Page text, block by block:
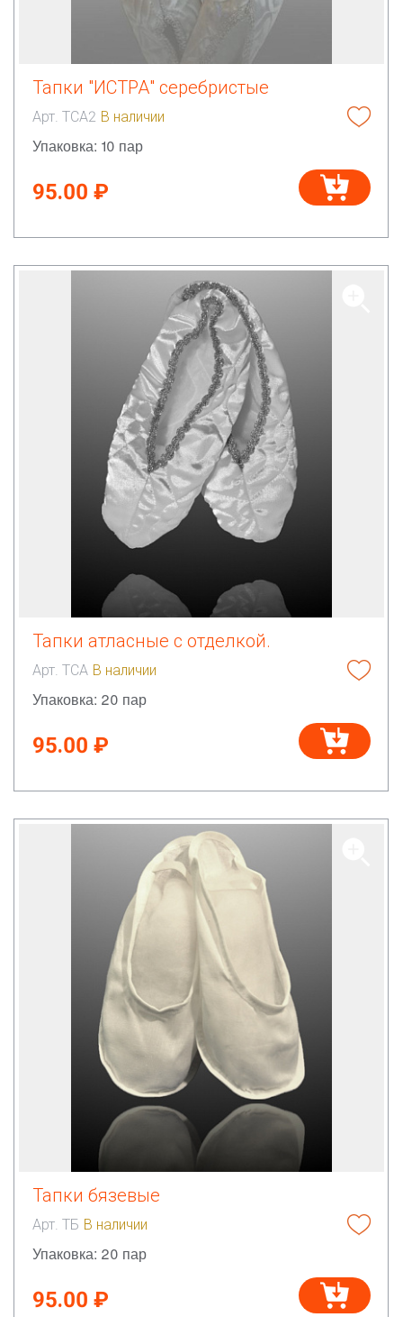
Тапки "ИСТРА" серебристые
Арт. ТСА2 В наличии
Упаковка: 10 пар
95.00 ₽
Тапки атласные с отделкой.
Арт. ТСА В наличии
Упаковка: 20 пар
95.00 ₽
Тапки бязевые
Арт. ТБ В наличии
Упаковка: 20 пар
95.00 ₽